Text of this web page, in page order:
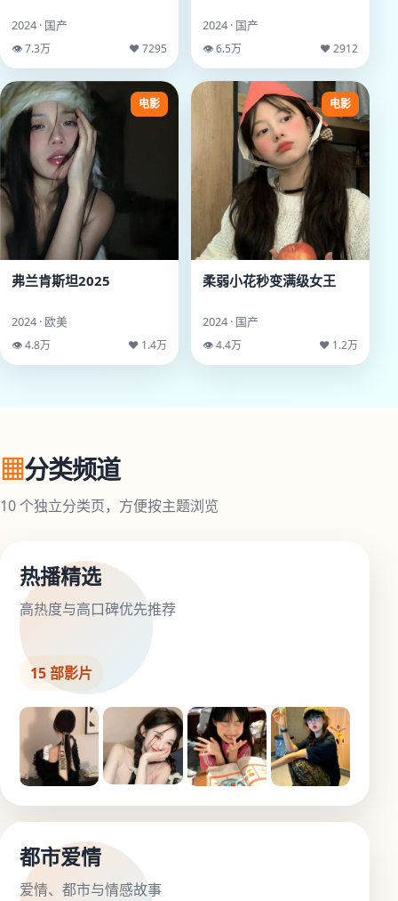
2024 · 国产
👁 7.3万 ♥ 7295
2024 · 国产
👁 6.5万 ♥ 2912
电影
弗兰肯斯坦2025
2024 · 欧美
👁 4.8万 ♥ 1.4万
电影
柔弱小花秒变满级女王
2024 · 国产
👁 4.4万 ♥ 1.2万
▦分类频道
10 个独立分类页，方便按主题浏览
热播精选
高热度与高口碑优先推荐
15 部影片
都市爱情
爱情、都市与情感故事